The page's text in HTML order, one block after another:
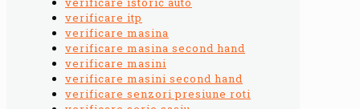
verificare itp
verificare masina
verificare masina second hand
verificare masini
verificare masini second hand
verificare senzori presiune roti